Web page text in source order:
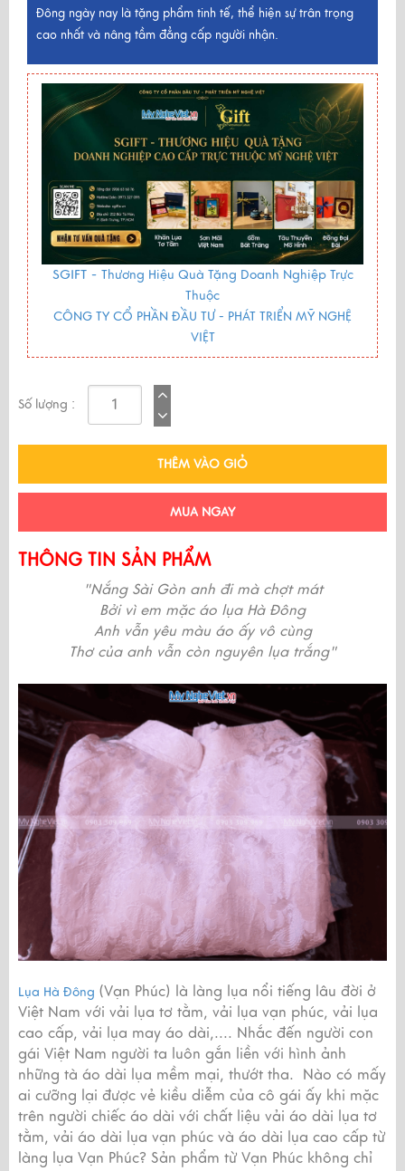
Đông ngày nay là tặng phẩm tinh tế, thể hiện sự trân trọng
cao nhất và nâng tầm đẳng cấp người nhận.
SGIFT - Thương Hiệu Quà Tặng Doanh Nghiệp Trực
Thuộc
CÔNG TY CỔ PHẦN ĐẦU TƯ - PHÁT TRIỂN MỸ NGHỆ
VIỆT
Số lượng :
THÊM VÀO GIỎ
MUA NGAY
THÔNG TIN SẢN PHẨM
"Nắng Sài Gòn anh đi mà chợt mát
Bởi vì em mặc áo lụa Hà Đông
Anh vẫn yêu màu áo ấy vô cùng
Thơ của anh vẫn còn nguyên lụa trắng"
Lụa Hà Đông (Vạn Phúc) là làng lụa nổi tiếng lâu đời ở
Việt Nam với vải lụa tơ tằm, vải lụa vạn phúc, vải lụa
cao cấp, vải lụa may áo dài,.... Nhắc đến người con
gái Việt Nam người ta luôn gắn liền với hình ảnh
những tà áo dài lụa mềm mại, thướt tha. Nào có mấy
ai cưỡng lại được vẻ kiều diễm của cô gái ấy khi mặc
trên người chiếc áo dài với chất liệu vải áo dài lụa tơ
tằm, vải áo dài lụa vạn phúc và áo dài lụa cao cấp từ
làng lụa Vạn Phúc? Sản phẩm từ Vạn Phúc không chỉ